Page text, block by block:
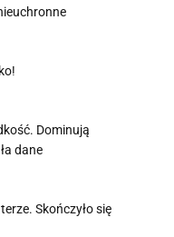
Dominują
dane
Skończyło się